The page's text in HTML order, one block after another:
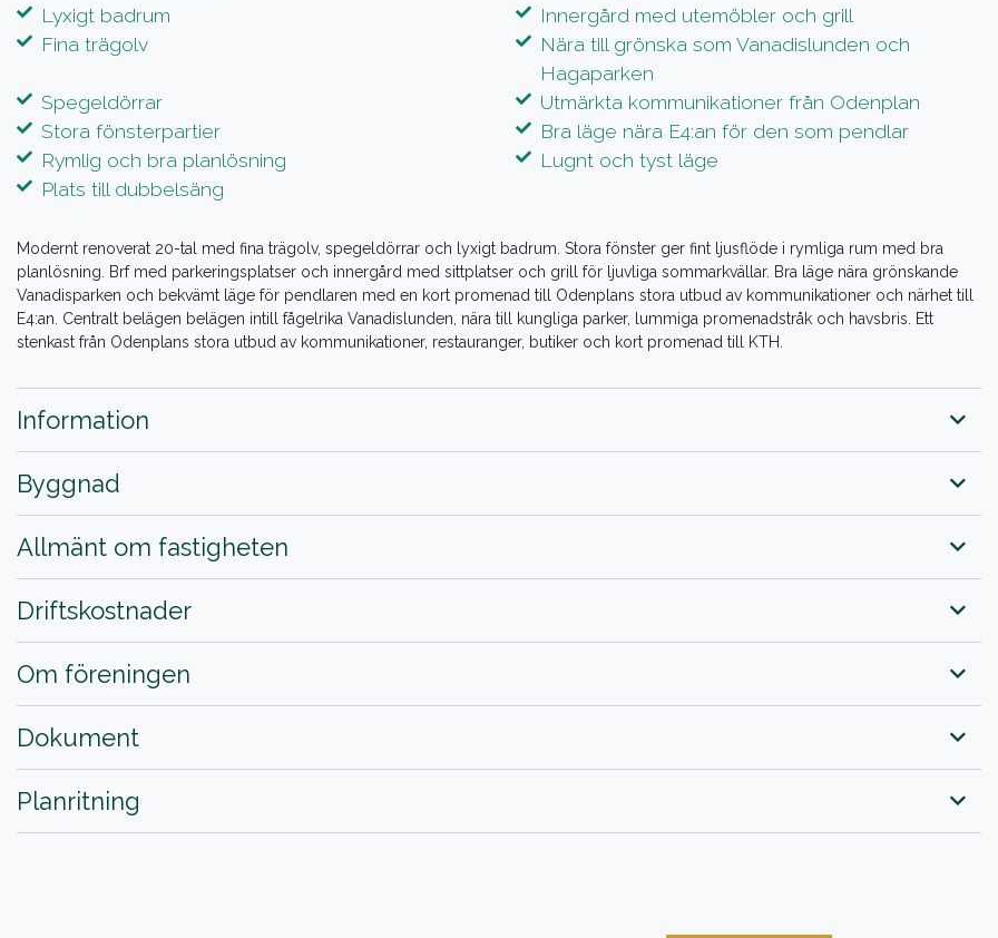
Lyxigt badrum
Innergård med utemöbler och grill
Fina trägolv
Nära till grönska som Vanadislunden och
Hagaparken
Spegeldörrar
Utmärkta kommunikationer från Odenplan
Stora fönsterpartier
Bra läge nära E4:an för den som pendlar
Rymlig och bra planlösning
Lugnt och tyst läge
Plats till dubbelsäng
Modernt renoverat 20-tal med fina trägolv, spegeldörrar och lyxigt badrum. Stora fönster ger fint ljusflöde i rymliga rum med bra
planlösning. Brf med parkeringsplatser och innergård med sittplatser och grill för ljuvliga sommarkvällar. Bra läge nära grönskande
Vanadisparken och bekvämt läge för pendlaren med en kort promenad till Odenplans stora utbud av kommunikationer och närhet till
E4:an. Centralt belägen belägen intill fågelrika Vanadislunden, nära till kungliga parker, lummiga promenadstråk och havsbris. Ett
stenkast från Odenplans stora utbud av kommunikationer, restauranger, butiker och kort promenad till KTH.
Information
Byggnad
Allmänt om fastigheten
Driftskostnader
Om föreningen
Dokument
Planritning